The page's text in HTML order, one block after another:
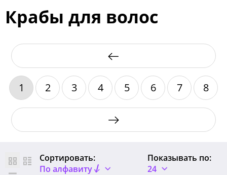
Крабы для волос
1 2 3 4 5 6 7 8
Сортировать:
По алфавиту
Показывать по:
24